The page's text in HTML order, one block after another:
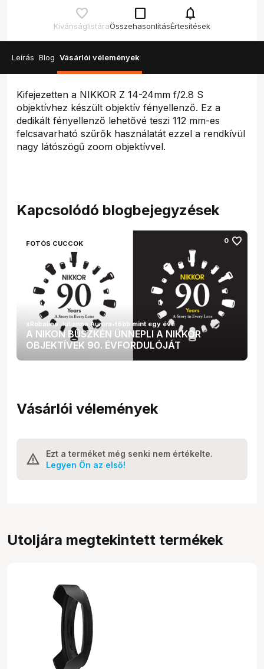
Kívánságlistára
check_box_outline_blank
Összehasonlítás
notifications
Értesítések
Leírás Blog Vásárlói vélemények
Kifejezetten a NIKKOR Z 14-24mm f/2.8 S
objektívhez készült objektív fényellenző. Ez a
dedikált fényellenző lehetővé teszi 112 mm-es
felcsavarható szűrők használatát ezzel a rendkívül
nagy látószögű zoom objektívvel.
Kapcsolódó blogbejegyzések
FOTÓS CUCCOK 0 favorite
A NIKON BÜSZKÉN ÜNNEPLI A NIKKOR
OBJEKTÍVEK 90. ÉVFORDULÓJÁT
xRobalino Julianna Auróra•több mint egy éve
Vásárlói vélemények
Ezt a terméket még senki nem értékelte.
Legyen Ön az első!
Utoljára megtekintett termékek